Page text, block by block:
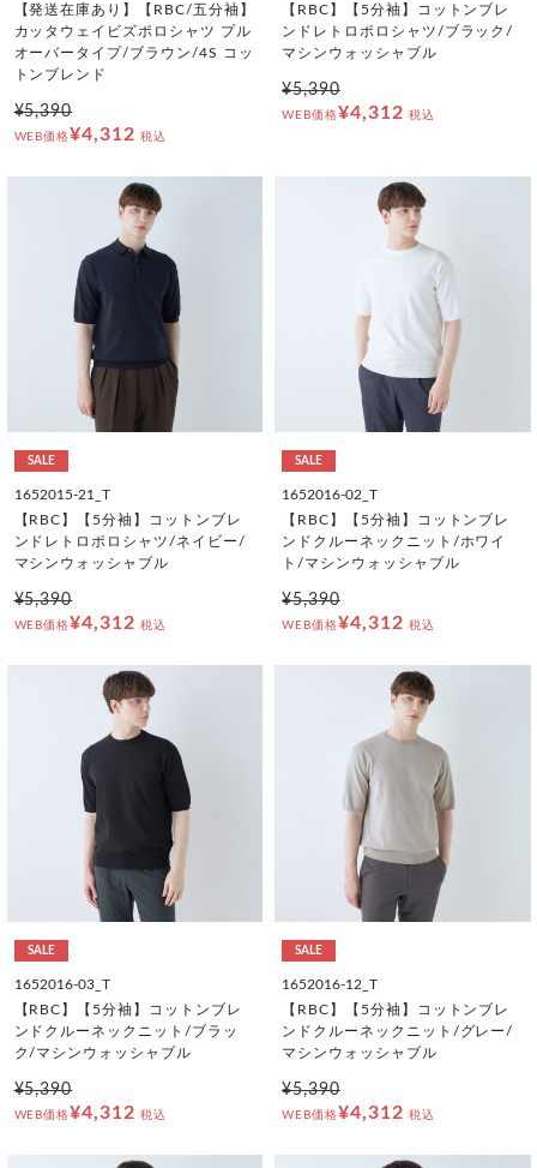
【発送在庫あり】【RBC/五分袖】
カッタウェイビズポロシャツ プル
オーバータイプ/ブラウン/4S コッ
トンブレンド
¥5,390
WEB価格¥4,312 税込
【RBC】【5分袖】コットンブレ
ンドレトロポロシャツ/ブラック/
マシンウォッシャブル
¥5,390
WEB価格¥4,312 税込
SALE
1652015-21_T
【RBC】【5分袖】コットンブレ
ンドレトロポロシャツ/ネイビー/
マシンウォッシャブル
¥5,390
WEB価格¥4,312 税込
SALE
1652016-02_T
【RBC】【5分袖】コットンブレ
ンドクルーネックニット/ホワイ
ト/マシンウォッシャブル
¥5,390
WEB価格¥4,312 税込
SALE
1652016-03_T
【RBC】【5分袖】コットンブレ
ンドクルーネックニット/ブラッ
ク/マシンウォッシャブル
¥5,390
WEB価格¥4,312 税込
SALE
1652016-12_T
【RBC】【5分袖】コットンブレ
ンドクルーネックニット/グレー/
マシンウォッシャブル
¥5,390
WEB価格¥4,312 税込